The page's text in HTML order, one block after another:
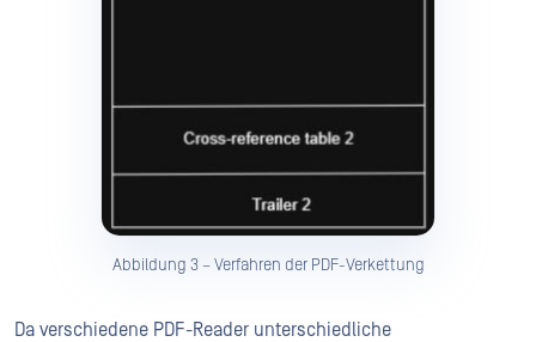
Abbildung 3 – Verfahren der PDF-Verkettung
Da verschiedene PDF-Reader unterschiedliche